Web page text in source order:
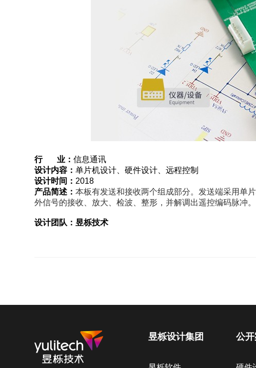
行 业：信息通讯
设计内容：单片机设计、硬件设计、远程控制
设计时间： 2018
产品简述：本板有发送和接收两个组成部分。发送端采用单
外信号的接收、放大、检波、整形，并解调出遥控编码脉冲。
设计团队：昱栎技术
昱栎设计集团 公开